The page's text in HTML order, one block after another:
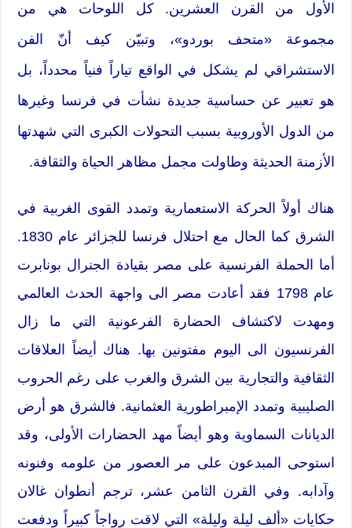
الأول من القرن العشرين. كل اللوحات هي من
مجموعة «متحف بوردو»، وتبيّن كيف أنّ الفن
الاستشراقي لم يشكل في الواقع تياراً فنياً محدداً، بل
هو تعبير عن حساسية جديدة نشأت في فرنسا وغيرها
من الدول الأوروبية بسبب التحولات الكبرى التي شهدتها
الأزمنة الحديثة وطاولت مجمل مظاهر الحياة والثقافة.
هناك أولاً الحركة الاستعمارية وتمدد القوى الغربية في
الشرق كما الحال مع احتلال فرنسا للجزائر عام 1830.
أما الحملة الفرنسية على مصر بقيادة الجنرال بونابرت
عام 1798 فقد أعادت مصر الى واجهة الحدث العالمي
ومهدت لاكتشاف الحضارة الفرعونية التي ما زال
الفرنسيون الى اليوم مفتونين بها. هناك أيضاً العلاقات
الثقافية والتجارية بين الشرق والغرب على رغم الحروب
الصليبية وتمدد الإمبراطورية العثمانية. فالشرق هو أرض
الديانات السماوية وهو أيضاً مهد الحضارات الأولى، وقد
استوحى المبدعون على مر العصور من علومه وفنونه
وآدابه. وفي القرن الثامن عشر، ترجم أنطوان غالان
حكايات «ألف ليلة وليلة» التي لاقت رواجاً كبيراً ودفعت